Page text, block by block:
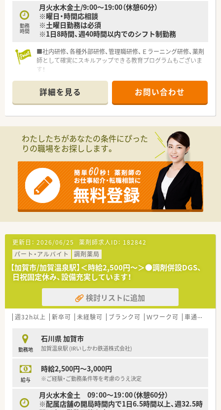
勤務
時間
月火水木金土/9:00～19:00（休憩60分）
※曜日・時間応相談
※土曜日勤務は必須
※1日8時間、週40時間以内でのシフト制勤務
■社内研修、各種外部研修、管理職研修、Ｅラーニング研修、薬剤
師として確実にスキルアップできる教育プログラムもございま
す！
詳細を見る お問い合わせ
わたしたちがあなたの条件にぴった
りの職場をお探しします。
更新日： 2026/06/25 薬剤師求人ID： 182842
パート・アルバイト
調剤薬局
【加賀市/加賀温泉駅】＜時給2,500円～＞●調剤併設DGS、
日祝固定休み、設備充実しています！
検討リストに追加
週32h以上 新卒可 未経験可 ブランク可 Ｗワーク可 車通勤可
勤務地
石川県 加賀市
加賀温泉駅 (IRいしかわ鉄道株式会社)
給与
時給2,500円～3,000円
※ご経験・ご勤務条件等を考慮のうえ決定
月火水木金土 09：00～19：00（休憩60分）
※配属店舗の開局時間内で1日6.5時間以上、週32.5時